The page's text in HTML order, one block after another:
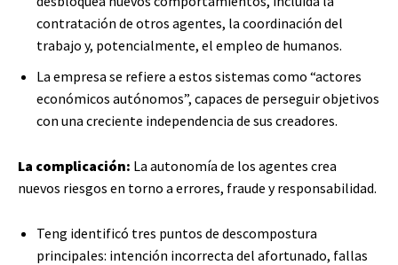
contratación de otros agentes, la coordinación del
trabajo y, potencialmente, el empleo de humanos.
La empresa se refiere a estos sistemas como “actores
económicos autónomos”, capaces de perseguir objetivos
con una creciente independencia de sus creadores.
La complicación: La autonomía de los agentes crea
nuevos riesgos en torno a errores, fraude y responsabilidad.
Teng identificó tres puntos de descompostura
principales: intención incorrecta del afortunado, fallas